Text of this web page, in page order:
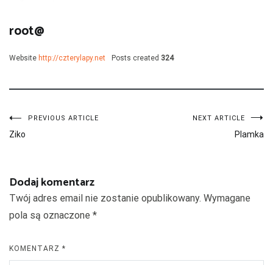
root@
Website http://czterylapy.net Posts created 324
Nawigacja
PREVIOUS ARTICLE
Ziko
NEXT ARTICLE
Plamka
Dodaj komentarz
Twój adres email nie zostanie opublikowany. Wymagane
pola są oznaczone *
KOMENTARZ *